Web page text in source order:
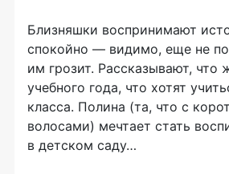
Близняшки воспринимают
спокойно — видимо, еще не
им грозит. Рассказывают, что
учебного года, что хотят
класса. Полина (та, что с
волосами) мечтает стать
в детском саду…